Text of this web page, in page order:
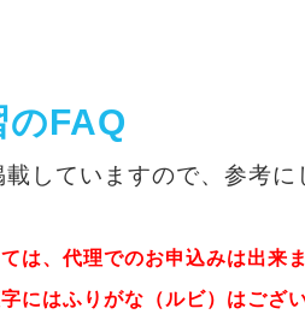
FAQ
していますので、参考に
は、代理でのお申込みは出来ま
にはふりがな（ルビ）はござい